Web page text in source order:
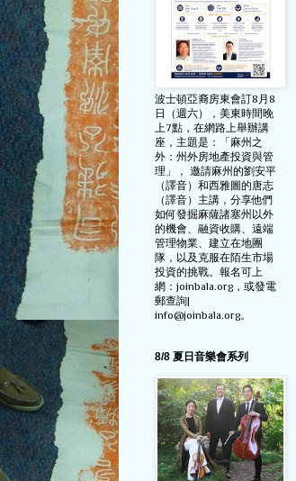
波士頓亞裔房東會訂8月8
日（週六），美東時間晚
上7點，在網路上舉辦講
座，主題是：「麻州之
外：州外房地產投資與管
理」， 邀請麻州的劉安平
（譯音）和西雅圖的唐志
（譯音）主講，分享他們
如何發掘麻薩諸塞州以外
的機會、融資收購、遠端
管理物業、建立在地團
隊，以及克服在陌生市場
投資的挑戰。報名可上
網：joinbala.org，或發電
郵查詢|
info@joinbala.org。
8/8 夏日音樂會系列